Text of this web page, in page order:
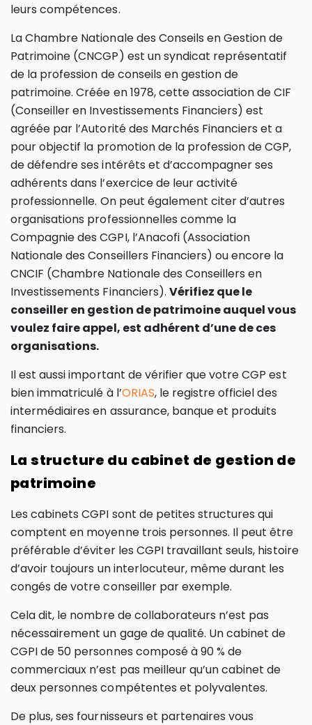
leurs compétences.
La Chambre Nationale des Conseils en Gestion de
Patrimoine (CNCGP) est un syndicat représentatif
de la profession de conseils en gestion de
patrimoine. Créée en 1978, cette association de CIF
(Conseiller en Investissements Financiers) est
agréée par l’Autorité des Marchés Financiers et a
pour objectif la promotion de la profession de CGP,
de défendre ses intérêts et d’accompagner ses
adhérents dans l’exercice de leur activité
professionnelle. On peut également citer d’autres
organisations professionnelles comme la
Compagnie des CGPI, l’Anacofi (Association
Nationale des Conseillers Financiers) ou encore la
CNCIF (Chambre Nationale des Conseillers en
Investissements Financiers). Vérifiez que le
conseiller en gestion de patrimoine auquel vous
voulez faire appel, est adhérent d’une de ces
organisations.
Il est aussi important de vérifier que votre CGP est
bien immatriculé à l’ORIAS, le registre officiel des
intermédiaires en assurance, banque et produits
financiers.
La structure du cabinet de gestion de
patrimoine
Les cabinets CGPI sont de petites structures qui
comptent en moyenne trois personnes. Il peut être
préférable d’éviter les CGPI travaillant seuls, histoire
d’avoir toujours un interlocuteur, même durant les
congés de votre conseiller par exemple.
Cela dit, le nombre de collaborateurs n’est pas
nécessairement un gage de qualité. Un cabinet de
CGPI de 50 personnes composé à 90 % de
commerciaux n’est pas meilleur qu’un cabinet de
deux personnes compétentes et polyvalentes.
De plus, ses fournisseurs et partenaires vous